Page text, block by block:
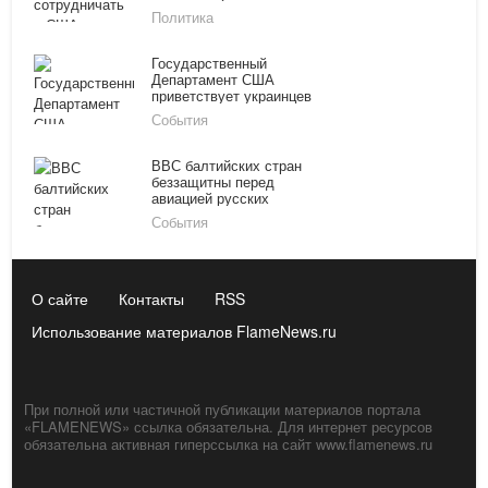
взаимного партнерства
Политика
Государственный
Департамент США
приветствует украинцев
фашистским лозунгом
События
ВВС балтийских стран
беззащитны перед
авиацией русских
События
О сайте Контакты
RSS
Использование материалов FlameNews.ru
При полной или частичной публикации материалов портала
«FLAMENEWS» ссылка обязательна. Для интернет ресурсов
обязательна активная гиперссылка на сайт www.flamenews.ru